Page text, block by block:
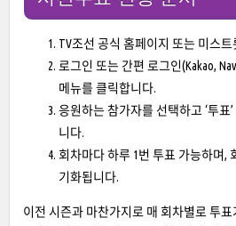
TV조선 공식 홈페이지 또는 미스
로그인 또는 간편 로그인(Kakao,
메뉴를 클릭합니다.
응원하는 참가자를 선택하고 ‘투표
니다.
회차마다 하루 1번 투표 가능하며,
기화됩니다.
이전 시즌과 마찬가지로 매 회차별로 투